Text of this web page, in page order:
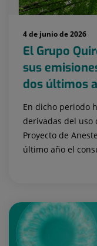
4 de junio de 2026
El Grupo
sus
dos últimos
En dicho periodo
derivadas del uso
Proyecto de
último año el